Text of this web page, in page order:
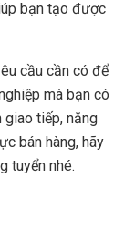
bạn tạo được
cầu cần có để
mà bạn có
giao tiếp, năng
bán hàng, hãy
tuyển nhé.